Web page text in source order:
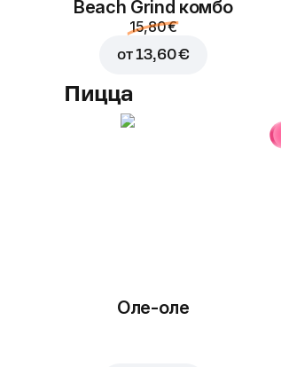
Beach Grind комбо
15,80 €
от13,60 €
Пицца
Оле-оле